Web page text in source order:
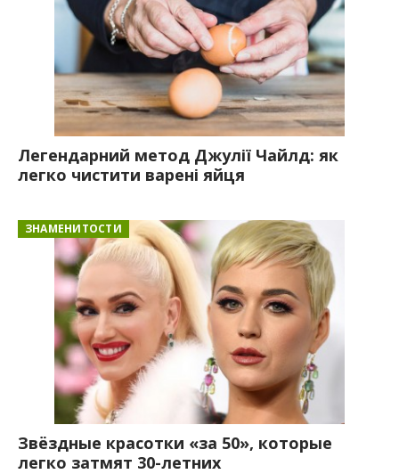
Легендарний метод Джулії Чайлд: як
легко чистити варені яйця
ЗНАМЕНИТОСТИ
Звёздные красотки «за 50», которые
легко затмят 30-летних